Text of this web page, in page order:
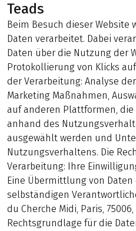
Teads
Beim Besuch dieser Website
Daten verarbeitet. Dabei
Daten über die Nutzung der
Protokollierung von Klicks
der Verarbeitung: Analyse
Marketing Maßnahmen,
auf anderen Plattformen,
anhand des
ausgewählt werden und
Nutzungsverhaltens. Die
Verarbeitung: Ihre
Eine Übermittlung von
selbständigen
du Cherche Midi, Paris,
Rechtsgrundlage für die